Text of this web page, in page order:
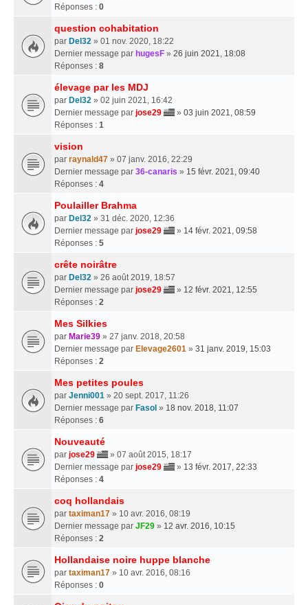
Réponses : 0
question cohabitation
par Del32 » 01 nov. 2020, 18:22
Dernier message par hugesF » 26 juin 2021, 18:08
Réponses : 8
élevage par les MDJ
par Del32 » 02 juin 2021, 16:42
Dernier message par jose29 » 03 juin 2021, 08:59
Réponses : 1
vision
par raynald47 » 07 janv. 2016, 22:29
Dernier message par 36-canaris » 15 févr. 2021, 09:40
Réponses : 4
Poulailler Brahma
par Del32 » 31 déc. 2020, 12:36
Dernier message par jose29 » 14 févr. 2021, 09:58
Réponses : 5
crête noirâtre
par Del32 » 26 août 2019, 18:57
Dernier message par jose29 » 12 févr. 2021, 12:55
Réponses : 2
Mes Silkies
par Marie39 » 27 janv. 2018, 20:58
Dernier message par Elevage2601 » 31 janv. 2019, 15:03
Réponses : 2
Mes petites poules
par Jenni001 » 20 sept. 2017, 11:26
Dernier message par Fasol » 18 nov. 2018, 11:07
Réponses : 6
Nouveauté
par jose29
» 07 août 2015, 18:17
Dernier message par jose29 » 13 févr. 2017, 22:33
Réponses : 4
coq hollandais
par taximan17 » 10 avr. 2016, 08:19
Dernier message par JF29 » 12 avr. 2016, 10:15
Réponses : 2
Hollandaise noire huppe blanche
par taximan17 » 10 avr. 2016, 08:16
Réponses : 0